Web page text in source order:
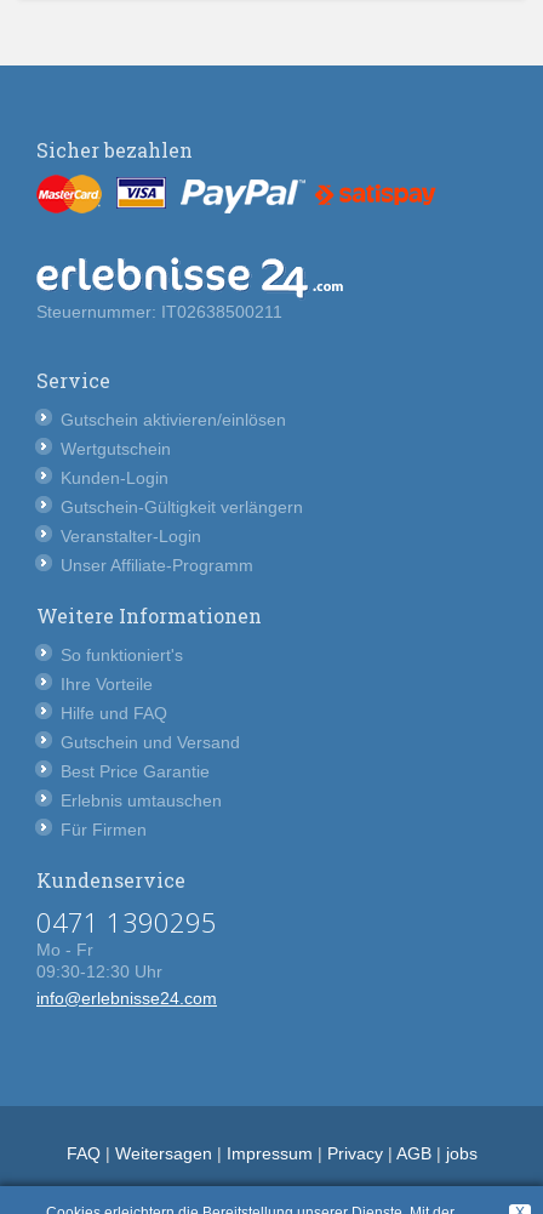
Sicher bezahlen
Steuernummer: IT02638500211
Service
Gutschein aktivieren/einlösen
Wertgutschein
Kunden-Login
Gutschein-Gültigkeit verlängern
Veranstalter-Login
Unser Affiliate-Programm
Weitere Informationen
So funktioniert's
Ihre Vorteile
Hilfe und FAQ
Gutschein und Versand
Best Price Garantie
Erlebnis umtauschen
Für Firmen
Kundenservice
0471 1390295
Mo - Fr
09:30-12:30 Uhr
info@erlebnisse24.com
FAQ| Weitersagen | Impressum | Privacy| AGB| jobs